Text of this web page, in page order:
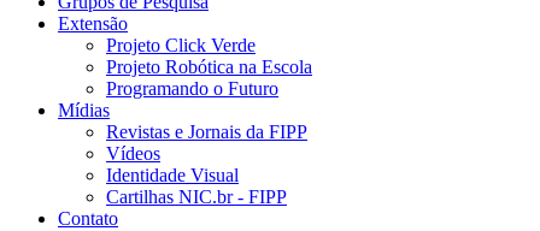
Extensão
Projeto Click Verde
Projeto Robótica na Escola
Programando o Futuro
Mídias
Revistas e Jornais da FIPP
Vídeos
Identidade Visual
Cartilhas NIC.br - FIPP
Contato